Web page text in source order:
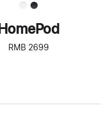
HomePod
RMB 2699